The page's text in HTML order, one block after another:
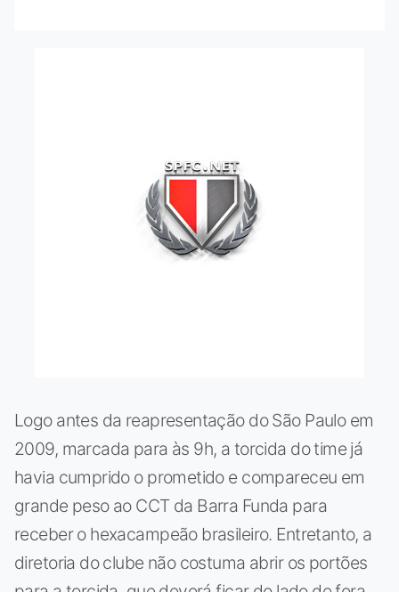
Logo antes da reapresentação do São Paulo em
2009, marcada para às 9h, a torcida do time já
havia cumprido o prometido e compareceu em
grande peso ao CCT da Barra Funda para
receber o hexacampeão brasileiro. Entretanto, a
diretoria do clube não costuma abrir os portões